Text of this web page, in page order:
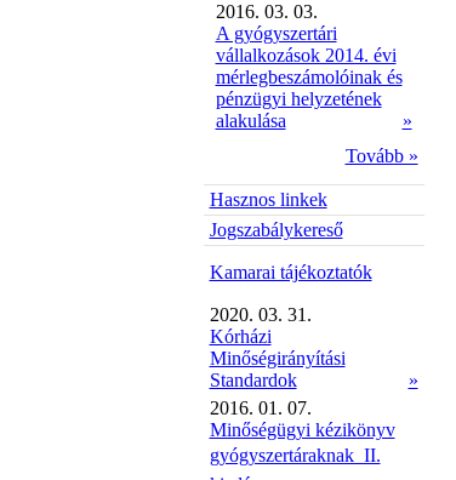
2016. 03. 03.
A gyógyszertári
vállalkozások 2014. évi
mérlegbeszámolóinak és
pénzügyi helyzetének
alakulása
»
Tovább »
Hasznos linkek
Jogszabálykereső
Kamarai tájékoztatók
2020. 03. 31.
Kórházi
Minőségirányítási
Standardok
»
2016. 01. 07.
Minőségügyi kézikönyv
gyógyszertáraknak  II.